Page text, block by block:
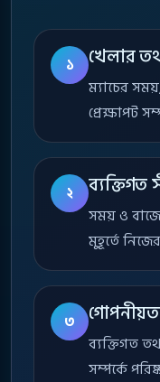
১ খেলার
ম্যাচের
প্রেক্ষাপট
২
সময় ও
মুহূর্তে
৩
ব্যক্তিগত
সম্পর্কে